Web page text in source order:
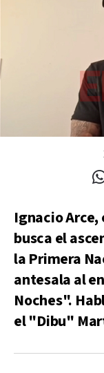
Ignacio Arce,
busca el
la Primera
antesala al
Noches".
el "Dibu"